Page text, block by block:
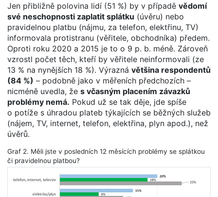
Jen přibližně polovina lidí (51 %) by v případě vědomí
své neschopnosti zaplatit splátku (úvěru) nebo
pravidelnou platbu (nájmu, za telefon, elektřinu, TV)
informovala protistranu (věřitele, obchodníka) předem.
Oproti roku 2020 a 2015 je to o 9 p. b. méně. Zároveň
vzrostl počet těch, kteří by věřitele neinformovali (ze
13 % na nynějších 18 %). Výrazná většina respondentů
(84 %) – podobně jako v měřeních předchozích –
nicméně uvedla, že s včasným placením závazků
problémy nemá. Pokud už se tak děje, jde spíše
o potíže s úhradou plateb týkajících se běžných služeb
(nájem, TV, internet, telefon, elektřina, plyn apod.), než
úvěrů.
Graf 2. Měli jste v posledních 12 měsících problémy se splátkou
či pravidelnou platbou?